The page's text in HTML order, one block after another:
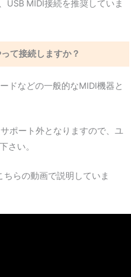
USB MIDI接続を推奨していま
て接続しますか？
ドなどの一般的なMIDI機器と
ポート外となりますので、ユ
さい。
らの動画で説明していま